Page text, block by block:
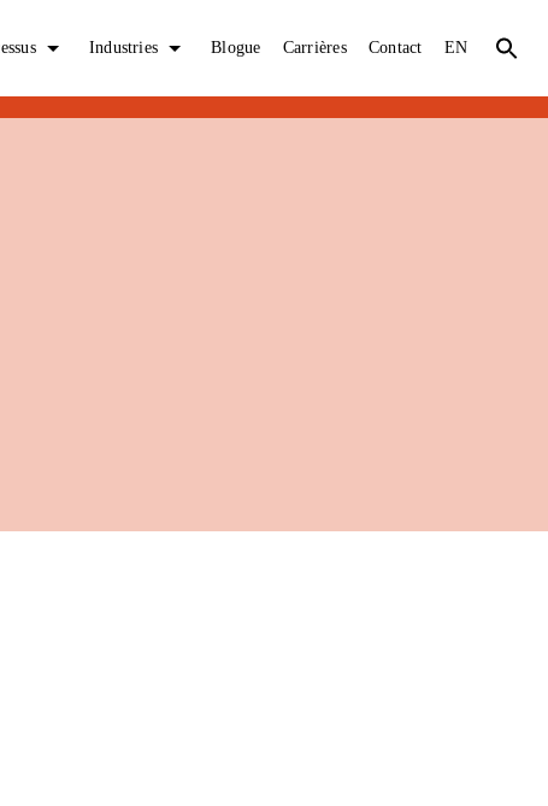
Industries Blogue Carrières Contact EN